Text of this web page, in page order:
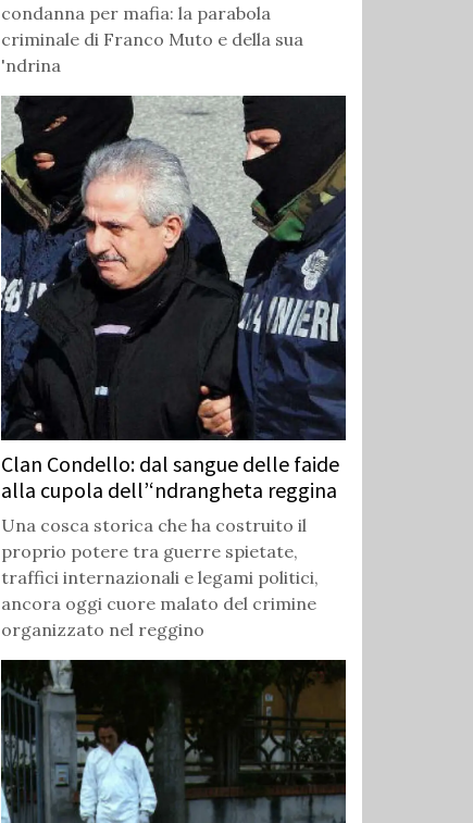
condanna per mafia: la parabola
criminale di Franco Muto e della sua
'ndrina
Clan Condello: dal sangue delle faide
alla cupola dell’‘ndrangheta reggina
Una cosca storica che ha costruito il
proprio potere tra guerre spietate,
traffici internazionali e legami politici,
ancora oggi cuore malato del crimine
organizzato nel reggino